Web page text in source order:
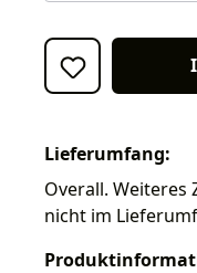
Lieferumfang:
Overall. Weiteres
nicht im